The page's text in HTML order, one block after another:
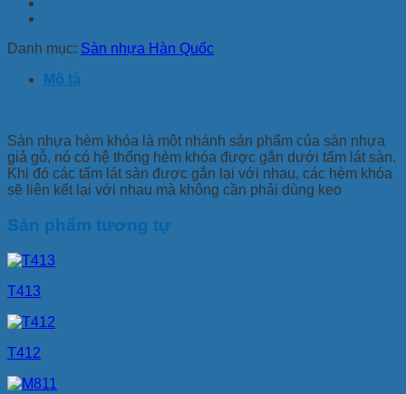
Danh mục: Sàn nhựa Hàn Quốc
Mô tả
Sàn nhựa hèm khóa là một nhánh sản phẩm của sàn nhựa
giả gỗ, nó có hệ thống hèm khóa được gắn dưới tấm lát sàn.
Khi đó các tấm lát sàn được gắn lại với nhau, các hèm khóa
sẽ liên kết lại với nhau mà không cần phải dùng keo
Sản phẩm tương tự
T413
T412